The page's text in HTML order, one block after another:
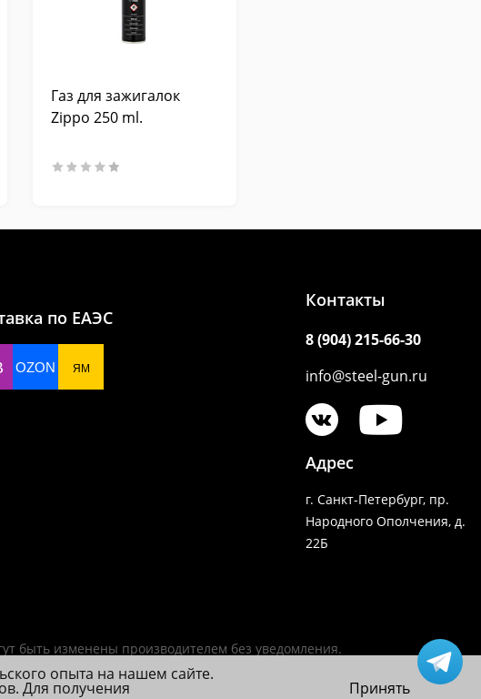
Газ для зажигалок
Zippo 250 ml.
по ЕАЭС
OZON ЯМ
Контакты
8 (904) 215-66-30
info@steel-gun.ru
Адрес
г. Санкт-Петербург, пр.
Народного Ополчения, д.
22Б
быть изменены производителем без уведомления.
опыта на нашем сайте.
Для получения Принять